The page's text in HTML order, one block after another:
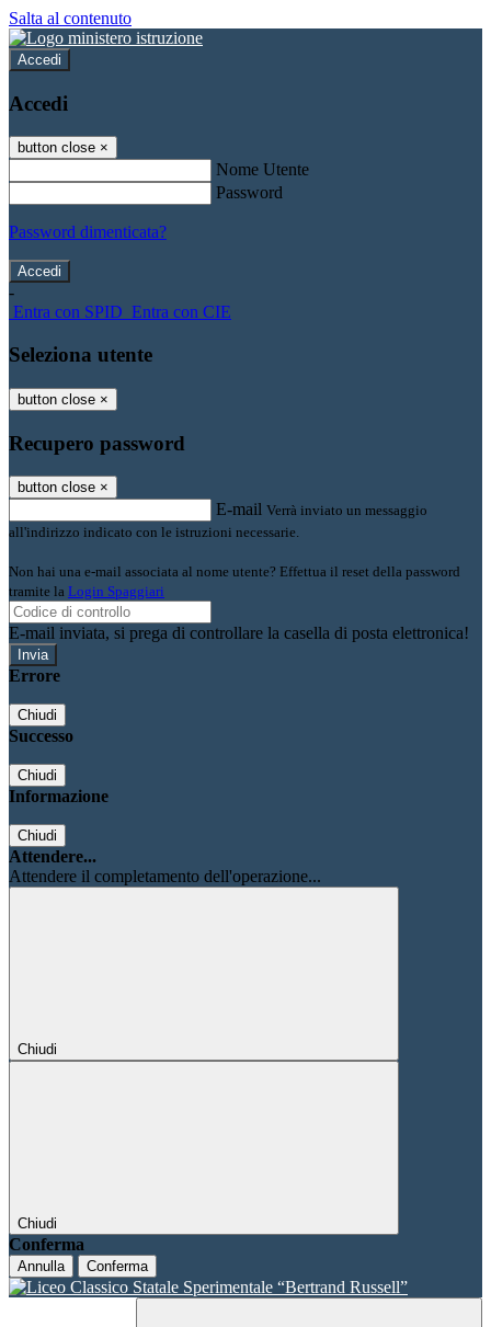
Salta al contenuto
Accedi
Accedi
button close ×
Nome Utente
Password
Password dimenticata?
-
Entra con SPID Entra con CIE
Seleziona utente
button close ×
Recupero password
button close ×
E-mail Verrà inviato un messaggio
all'indirizzo indicato con le istruzioni necessarie.
Non hai una e-mail associata al nome utente? Effettua il reset della password
tramite la Login Spaggiari
E-mail inviata, si prega di controllare la casella di posta elettronica!
Errore
Chiudi
Successo
Chiudi
Informazione
Chiudi
Attendere...
Attendere il completamento dell'operazione...
Chiudi
Chiudi
Conferma
Annulla Conferma